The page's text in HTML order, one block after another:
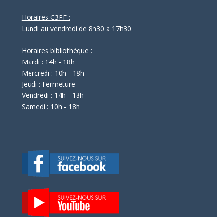
Horaires C3PF :
Lundi au vendredi de 8h30 à 17h30
Horaires bibliothèque :
Mardi : 14h - 18h
Mercredi : 10h - 18h
Jeudi : Fermeture
Vendredi : 14h - 18h
Samedi : 10h - 18h